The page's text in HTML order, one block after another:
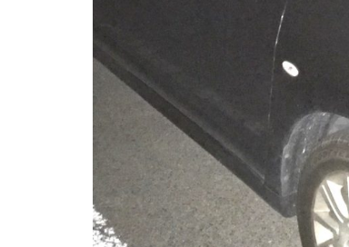
れ
の
製
順)